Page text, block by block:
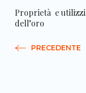
Proprietà e utilizzi
dell’oro
PRECEDENTE